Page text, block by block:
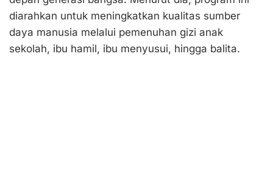
diarahkan untuk meningkatkan kualitas sumber
daya manusia melalui pemenuhan gizi anak
sekolah, ibu hamil, ibu menyusui, hingga balita.